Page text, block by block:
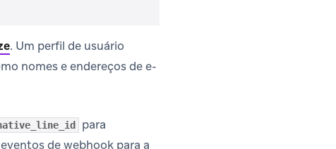
. Um perfil de usuário
nomes e endereços de e-
para
de webhook para a